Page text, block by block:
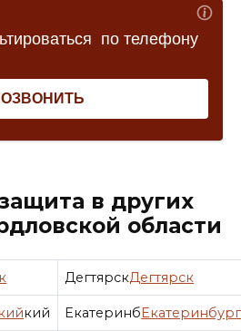
в других
области
ДегтярскДегтярск
кий ЕкатеринбЕкатеринбург